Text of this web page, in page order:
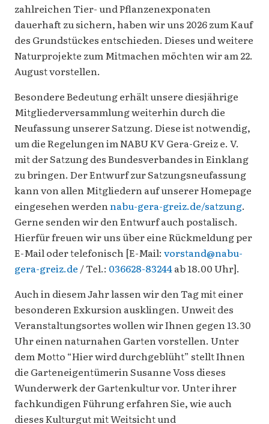
zahlreichen Tier- und Pflanzenexponaten
dauerhaft zu sichern, haben wir uns 2026 zum Kauf
des Grundstückes entschieden. Dieses und weitere
Naturprojekte zum Mitmachen möchten wir am 22.
August vorstellen.
Besondere Bedeutung erhält unsere diesjährige
Mitgliederversammlung weiterhin durch die
Neufassung unserer Satzung. Diese ist notwendig,
um die Regelungen im NABU KV Gera-Greiz e. V.
mit der Satzung des Bundesverbandes in Einklang
zu bringen. Der Entwurf zur Satzungsneufassung
kann von allen Mitgliedern auf unserer Homepage
eingesehen werdennabu-gera-greiz.de/satzung.
Gerne senden wir den Entwurf auch postalisch.
Hierfür freuen wir uns über eine Rückmeldung per
E-Mail oder telefonisch [E-Mail: vorstand@nabu-
gera-greiz.de / Tel.: 036628-83244ab 18.00 Uhr].
Auch in diesem Jahr lassen wir den Tag mit einer
besonderen Exkursion ausklingen. Unweit des
Veranstaltungsortes wollen wir Ihnen gegen 13.30
Uhr einen naturnahen Garten vorstellen. Unter
dem Motto “Hier wird durchgeblüht” stellt Ihnen
die Garteneigentümerin Susanne Voss dieses
Wunderwerk der Gartenkultur vor. Unter ihrer
fachkundigen Führung erfahren Sie, wie auch
dieses Kulturgut mit Weitsicht und